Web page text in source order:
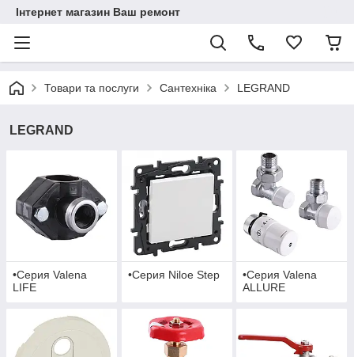
Інтернет магазин Ваш ремонт
Товари та послуги Сантехніка LEGRAND
LEGRAND
•Серия Valena
LIFE
•Серия Niloe Step
•Серия Valena
ALLURE